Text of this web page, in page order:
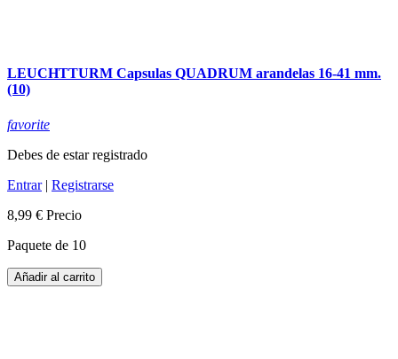
LEUCHTTURM Capsulas QUADRUM arandelas 16-41 mm.
(10)
favorite
Debes de estar registrado
Entrar| Registrarse
8,99 € Precio
Paquete de 10
Añadir al carrito